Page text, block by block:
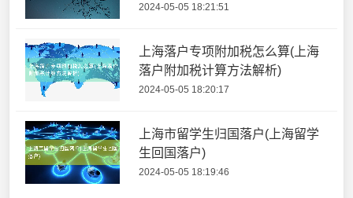
2024-05-05 18:21:51
上海落户专项附加税怎么算(上海
落户附加税计算方法解析)
2024-05-05 18:20:17
上海市留学生归国落户(上海留学
生回国落户)
2024-05-05 18:19:46